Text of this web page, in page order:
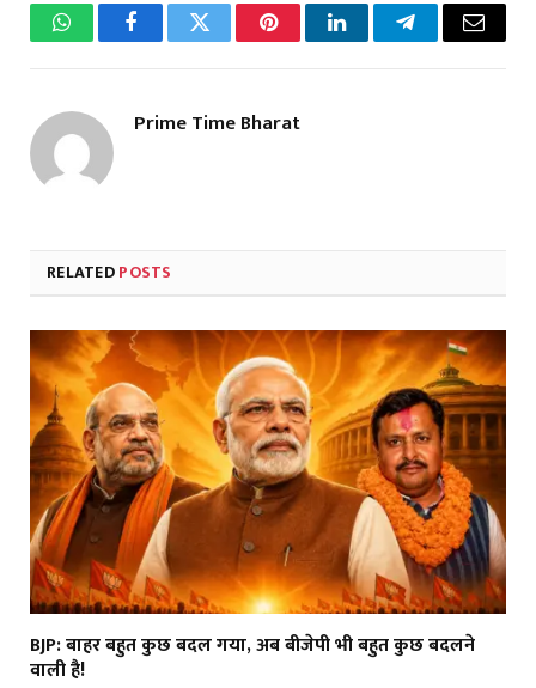
WhatsAppFacebookTwitter PinterestLinkedInTelegramEmail
Prime Time Bharat
RELATEDPOSTS
BJP: बाहर बहुत कुछ बदल गया, अब बीजेपी भी बहुत कुछ बदलने
वाली है!